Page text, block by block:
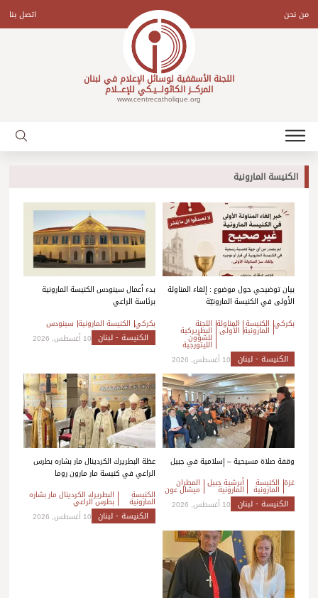
content
من نحن اتصل بنا
اللجنة الأسقفية لوسائل الإعلام في لبنان
المركـــز الكاثولـــيـكي للإعـــلام
www.centrecatholique.org
الكنيسة المارونية
بيان توضيحي حول موضوع : إلغاء المناولة
الأولى في الكنيسة المارونيّة
بكركي الكنيسة
المارونية
المناولة
الأولى
اللجنة
البطريركية
للشؤون
الليتورجية
الكنيسة - لبنان 10 أغسطس, 2026
بدء أعمال سينودس الكنيسة المارونية
برئاسة الراعي
بكركي الكنيسة المارونية سينودس
الكنيسة - لبنان 10 أغسطس, 2026
وقفة صلاة مسيحية – إسلامية في جبيل
غزة الكنيسة
المارونية
أبرشية جبيل
المارونية
المطران
ميشال عون
الكنيسة - لبنان 10 أغسطس, 2026
عظة البطريرك الكردينال مار بشاره بطرس
الراعي في كنيسة مار مارون روما
الكنيسة
المارونية
البطريرك الكردينال مار بشاره
بطرس الراعي
الكنيسة - لبنان 10 أغسطس, 2026